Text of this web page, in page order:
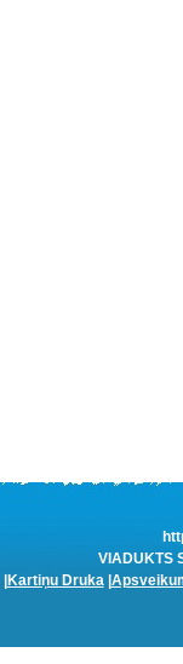
VIADUKTS
Kartiņu Druka|